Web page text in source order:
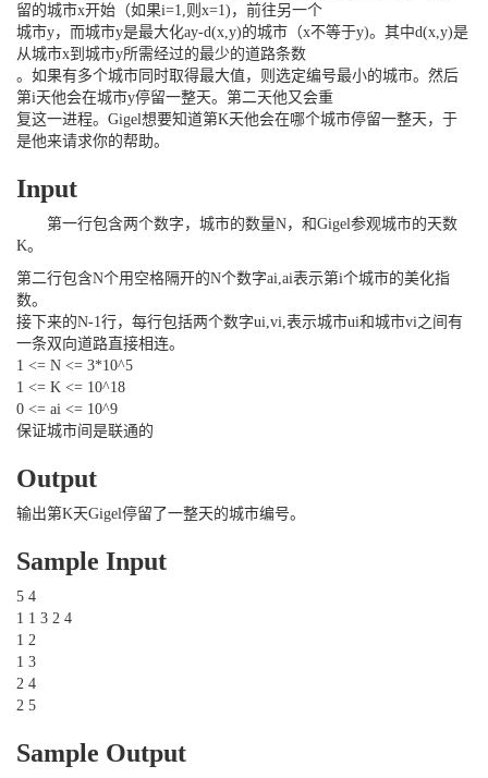
留的城市x开始（如果i=1,则x=1)，前往另一个
城市y，而城市y是最大化ay-d(x,y)的城市（x不等于y)。其中d(x,y)是
从城市x到城市y所需经过的最少的道路条数
。如果有多个城市同时取得最大值，则选定编号最小的城市。然后
第i天他会在城市y停留一整天。第二天他又会重
复这一进程。Gigel想要知道第K天他会在哪个城市停留一整天，于
是他来请求你的帮助。
Input
第一行包含两个数字，城市的数量N，和Gigel参观城市的天数
K。
第二行包含N个用空格隔开的N个数字ai,ai表示第i个城市的美化指
数。
接下来的N-1行，每行包括两个数字ui,vi,表示城市ui和城市vi之间有
一条双向道路直接相连。
1 <= N <= 3*10^5
1 <= K <= 10^18
0 <= ai <= 10^9
保证城市间是联通的
Output
输出第K天Gigel停留了一整天的城市编号。
Sample Input
5 4
1 1 3 2 4
1 2
1 3
2 4
2 5
Sample Output